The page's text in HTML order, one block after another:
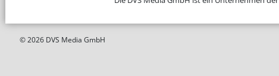
© 2026 DVS Media GmbH